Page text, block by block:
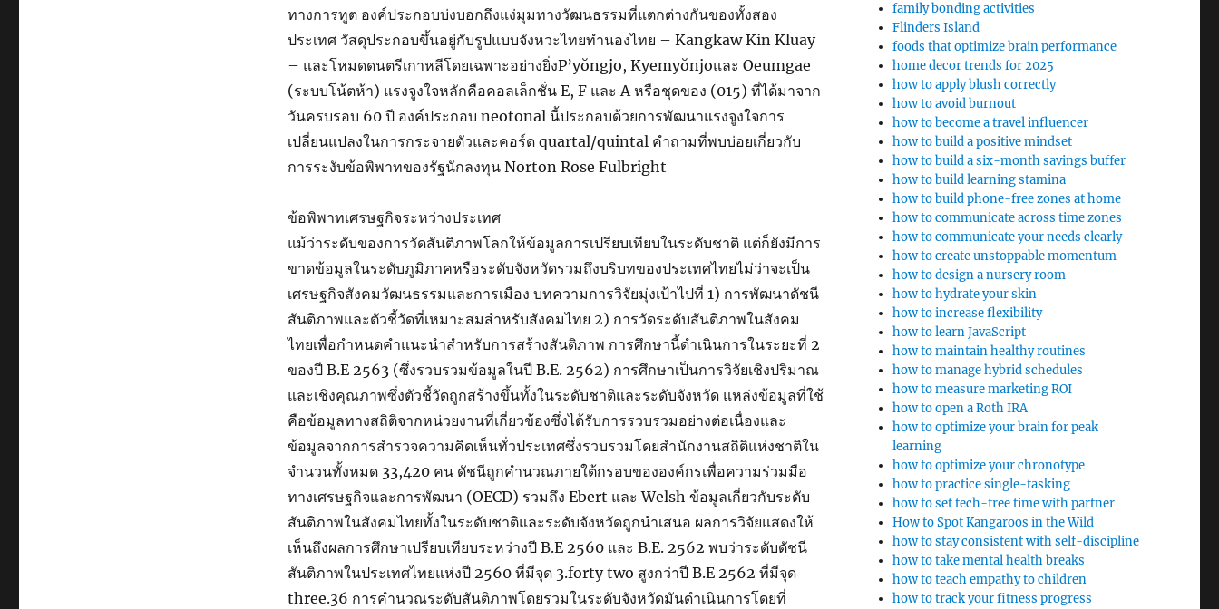
ทางการทูต องค์ประกอบบ่งบอกถึงแง่มุมทางวัฒนธรรมที่แตกต่างกันของทั้งสอง
ประเทศ วัสดุประกอบขึ้นอยู่กับรูปแบบจังหวะไทยทำนองไทย – Kangkaw Kin Kluay
– และโหมดดนตรีเกาหลีโดยเฉพาะอย่างยิ่งP’yŏngjo, Kyemyŏnjoและ Oeumgae
(ระบบโน้ตห้า) แรงจูงใจหลักคือคอลเล็กชั่น E, F และ A หรือชุดของ (015) ที่ได้มาจาก
วันครบรอบ 60 ปี องค์ประกอบ neotonal นี้ประกอบด้วยการพัฒนาแรงจูงใจการ
เปลี่ยนแปลงในการกระจายตัวและคอร์ด quartal/quintal คำถามที่พบบ่อยเกี่ยวกับ
การระงับข้อพิพาทของรัฐนักลงทุน Norton Rose Fulbright
ข้อพิพาทเศรษฐกิจระหว่างประเทศ
แม้ว่าระดับของการวัดสันติภาพโลกให้ข้อมูลการเปรียบเทียบในระดับชาติ แต่ก็ยังมีการ
ขาดข้อมูลในระดับภูมิภาคหรือระดับจังหวัดรวมถึงบริบทของประเทศไทยไม่ว่าจะเป็น
เศรษฐกิจสังคมวัฒนธรรมและการเมือง บทความการวิจัยมุ่งเป้าไปที่ 1) การพัฒนาดัชนี
สันติภาพและตัวชี้วัดที่เหมาะสมสำหรับสังคมไทย 2) การวัดระดับสันติภาพในสังคม
ไทยเพื่อกำหนดคำแนะนำสำหรับการสร้างสันติภาพ การศึกษานี้ดำเนินการในระยะที่ 2
ของปี B.E 2563 (ซึ่งรวบรวมข้อมูลในปี B.E. 2562) การศึกษาเป็นการวิจัยเชิงปริมาณ
และเชิงคุณภาพซึ่งตัวชี้วัดถูกสร้างขึ้นทั้งในระดับชาติและระดับจังหวัด แหล่งข้อมูลที่ใช้
คือข้อมูลทางสถิติจากหน่วยงานที่เกี่ยวข้องซึ่งได้รับการรวบรวมอย่างต่อเนื่องและ
ข้อมูลจากการสำรวจความคิดเห็นทั่วประเทศซึ่งรวบรวมโดยสำนักงานสถิติแห่งชาติใน
จำนวนทั้งหมด 33,420 คน ดัชนีถูกคำนวณภายใต้กรอบขององค์กรเพื่อความร่วมมือ
ทางเศรษฐกิจและการพัฒนา (OECD) รวมถึง Ebert และ Welsh ข้อมูลเกี่ยวกับระดับ
สันติภาพในสังคมไทยทั้งในระดับชาติและระดับจังหวัดถูกนำเสนอ ผลการวิจัยแสดงให้
เห็นถึงผลการศึกษาเปรียบเทียบระหว่างปี B.E 2560 และ B.E. 2562 พบว่าระดับดัชนี
สันติภาพในประเทศไทยแห่งปี 2560 ที่มีจุด 3.forty two สูงกว่าปี B.E 2562 ที่มีจุด
three.36 การคำนวณระดับสันติภาพโดยรวมในระดับจังหวัดมันดำเนินการโดยที่
family bonding activities
Flinders Island
foods that optimize brain performance
home decor trends for 2025
how to apply blush correctly
how to avoid burnout
how to become a travel influencer
how to build a positive mindset
how to build a six-month savings buffer
how to build learning stamina
how to build phone-free zones at home
how to communicate across time zones
how to communicate your needs clearly
how to create unstoppable momentum
how to design a nursery room
how to hydrate your skin
how to increase flexibility
how to learn JavaScript
how to maintain healthy routines
how to manage hybrid schedules
how to measure marketing ROI
how to open a Roth IRA
how to optimize your brain for peak
learning
how to optimize your chronotype
how to practice single-tasking
how to set tech-free time with partner
How to Spot Kangaroos in the Wild
how to stay consistent with self-discipline
how to take mental health breaks
how to teach empathy to children
how to track your fitness progress